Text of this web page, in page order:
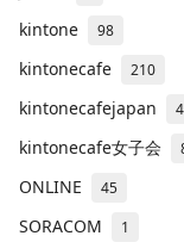
kintone 98
kintonecafe 210
kintonecafejapan 4
kintonecafe女子会
ONLINE 45
SORACOM 1